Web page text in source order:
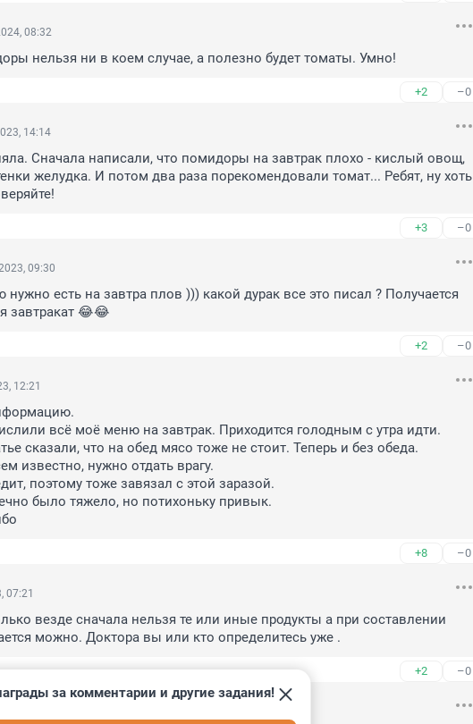
08:32
нельзя ни в коем случае, а полезно будет томаты. Умно!
+2 –0
14:14
Сначала написали, что помидоры на завтрак плохо - кислый овощ,
желудка. И потом два раза порекомендовали томат... Ребят, ну хоть
+3 –0
09:30
есть на завтра плов ))) какой дурак все это писал ? Получается
завтракат 😂😂
+2 –0
12:21
всё моё меню на завтрак. Приходится голодным с утра идти.
сказали, что на обед мясо тоже не стоит. Теперь и без обеда.
известно, нужно отдать врагу.
поэтому тоже завязал с этой заразой.
было тяжело, но потихоньку привык.
+8 –0
07:21
везде сначала нельзя те или иные продукты а при составлении
можно. Доктора вы или кто определитесь уже .
+2 –0
за комментарии и другие задания!